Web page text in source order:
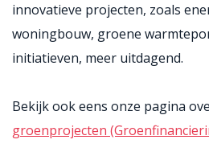
innovatieve projecten, zoals
woningbouw, groene
initiatieven, meer uitdagend.
Bekijk ook eens onze pagina
groenprojecten